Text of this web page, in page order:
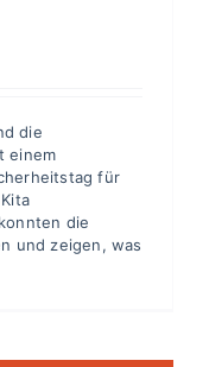
die
einem
für
die
und zeigen, was